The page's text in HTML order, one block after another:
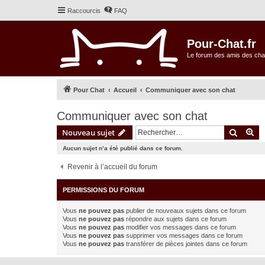
Raccourcis FAQ
Pour-Chat.fr
Le forum des amis des
Pour Chat Accueil Communiquer avec son chat
Communiquer avec son chat
Nouveau sujet
Aucun sujet n’a été publié dans ce forum.
Revenir à l’accueil du forum
PERMISSIONS DU FORUM
Vous ne pouvez pas publier de nouveaux sujets dans ce forum
Vous ne pouvez pas répondre aux sujets dans ce forum
Vous ne pouvez pas modifier vos messages dans ce forum
Vous ne pouvez pas supprimer vos messages dans ce forum
Vous ne pouvez pas transférer de pièces jointes dans ce forum